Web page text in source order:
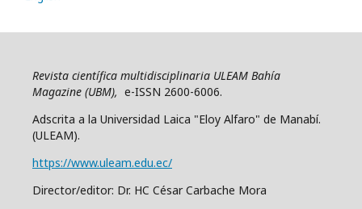
Revista científica multidisciplinaria ULEAM Bahía
Magazine (UBM), e-ISSN 2600-6006.
Adscrita a la Universidad Laica "Eloy Alfaro" de Manabí.
(ULEAM).
https://www.uleam.edu.ec/
Director/editor: Dr. HC César Carbache Mora